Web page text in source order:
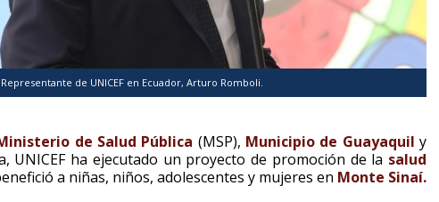
Representante de UNICEF en Ecuador, Arturo Romboli.
de Salud Pública (MSP), Municipio de Guayaquil y
UNICEF ha ejecutado un proyecto de promoción de la salud
a niñas, niños, adolescentes y mujeres en Monte Sinaí.